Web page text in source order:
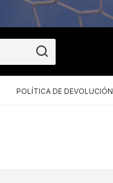
POLÍTICA DE DEVOLUCIÓN